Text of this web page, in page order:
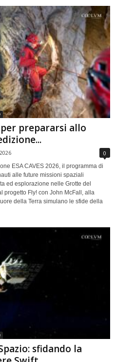
prepararsi allo
0
ESA CAVES 2026, il programma di
alle future missioni spaziali
ed esplorazione nelle Grotte del
progetto Fly! con John McFall, alla
della Terra simulano le sfide della
sfidando la